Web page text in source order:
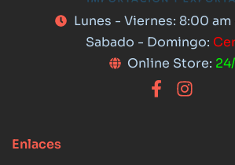
Lunes - Viernes: 8:00
Sabado - Domingo:
Online Store:
Enlaces